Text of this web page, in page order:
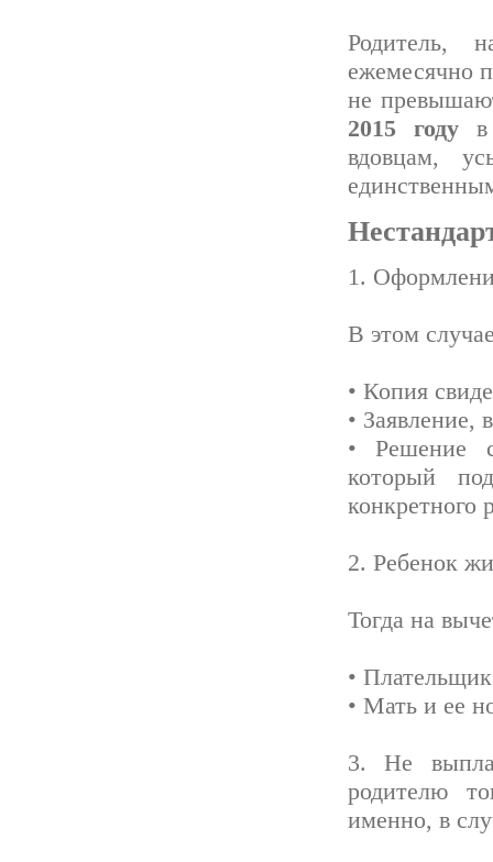
Родитель,
ежемесячно
не
2015 годув
вдовцам,
1.
В этом
• Копия
• Заявление,
• Решение
который
конкретного
2. Ребенок
Тогда на
•
• Мать и ее
3. Не
родителю
именно, в